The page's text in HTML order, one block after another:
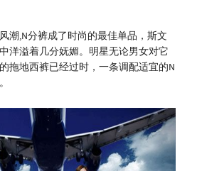
潮,N分裤成了时尚的最佳单品，斯文
洋溢着几分妩媚。明星无论男女对它
拖地西裤已经过时，一条调配适宜的N